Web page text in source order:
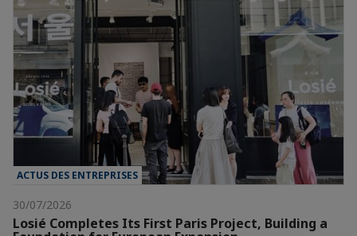
ACTUS DES ENTREPRISES
30/07/2026
Losié Completes Its First Paris Project, Building a